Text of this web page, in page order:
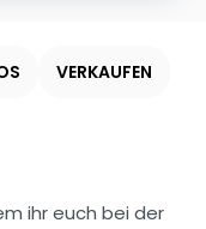
VERKAUFEN
ihr euch bei der